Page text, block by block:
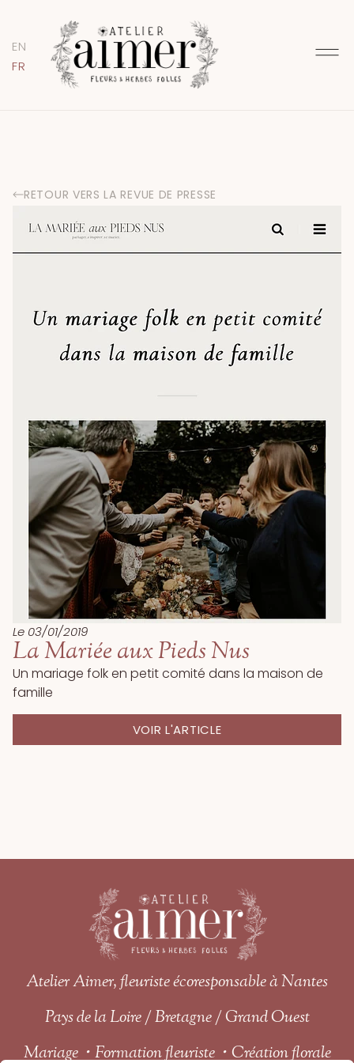
EN
FR
RETOUR VERS LA REVUE DE PRESSE
Le 03/01/2019
La Mariée aux Pieds Nus
Un mariage folk en petit comité dans la maison de
famille
VOIR L'ARTICLE
Atelier Aimer, fleuriste écoresponsable à Nantes
Pays de la Loire / Bretagne / Grand Ouest
Mariage・Formation fleuriste・Création florale